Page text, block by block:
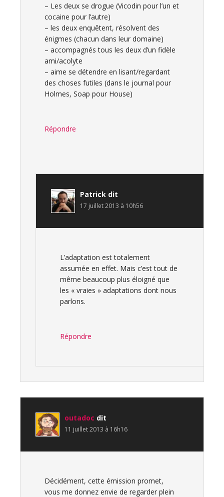
– Les deux se drogue (Vicodin pour l’un et
cocaine pour l’autre)
– les deux enquêtent, résolvent des
énigmes (chacun dans leur domaine)
– accompagnés tous les deux d’un fidèle
ami/acolyte
– aime se détendre en lisant/regardant
des choses futiles (dans le journal pour
Holmes, Soap pour House)
Répondre
Patrick dit
17 juillet 2013 à 10h56
L’adaptation est totalement
assumée en effet. Mais c’est tout de
même beaucoup plus éloigné que
les « vraies » adaptations dont nous
parlons.
Répondre
outadoc dit
11 juillet 2013 à 16h16
Décidément, cette émission promet,
vous me donnez envie de regarder plein